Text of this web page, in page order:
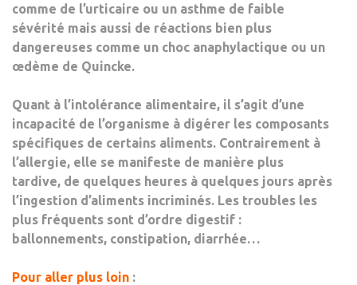
comme de l’urticaire ou un asthme de faible
sévérité mais aussi de réactions bien plus
dangereuses comme un choc anaphylactique ou un
œdème de Quincke.
Quant à l’intolérance alimentaire, il s’agit d’une
incapacité de l’organisme à digérer les composants
spécifiques de certains aliments. Contrairement à
l’allergie, elle se manifeste de manière plus
tardive, de quelques heures à quelques jours après
l’ingestion d’aliments incriminés. Les troubles les
plus fréquents sont d’ordre digestif :
ballonnements, constipation, diarrhée…
Pour aller plus loin :